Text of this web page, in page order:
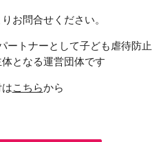
お問合せください。
ートナーとして子ども虐待防止
となる運営団体です
こちらから